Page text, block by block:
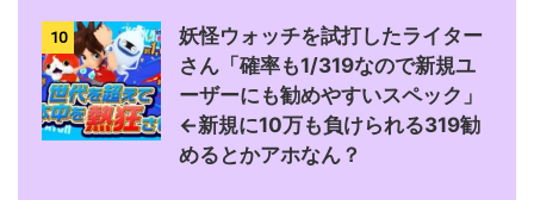
10
妖怪ウォッチを試打したライター
さん「確率も1/319なので新規ユ
ーザーにも勧めやすいスペック」
←新規に10万も負けられる319勧
めるとかアホなん？